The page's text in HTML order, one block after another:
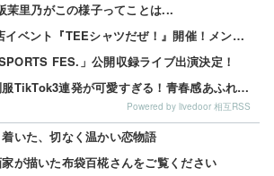
茉里乃がこの様子ってことは...
SKE48×WEGO 訪店イベント『TEEシャツだぜ！』開催！メンバーが大須店でコーディネート【SNSまとめ】
FES.」公開収録ライブ出演決定！
伊藤虹々美さんの制服TikTok3連発が可愛すぎる！青春感あふれるダンス動画に注目✨
Powered by livedoor 相互RSS
いた、切なく温かい恋物語
家が描いた布袋百椛さんをご覧ください